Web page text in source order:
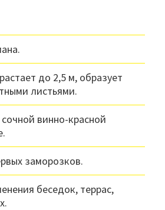
до 2,5 м, образует
листьями.
винно-красной
заморозков.
беседок, террас,